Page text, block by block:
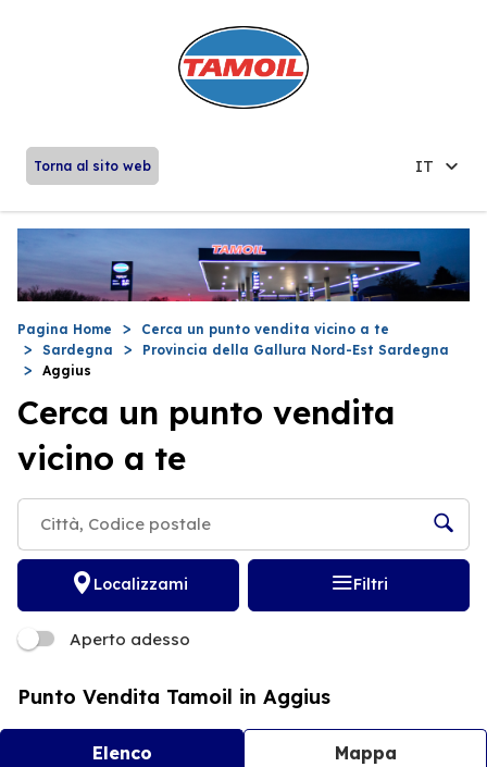
Torna al sito web IT
Pagina Home
Cerca un punto vendita vicino a te
Sardegna
Provincia della Gallura Nord-Est Sardegna
Aggius
Cerca un punto vendita
vicino a te
Localizzami Filtri
Aperto adesso
Punto Vendita Tamoil in Aggius
Elenco Mappa